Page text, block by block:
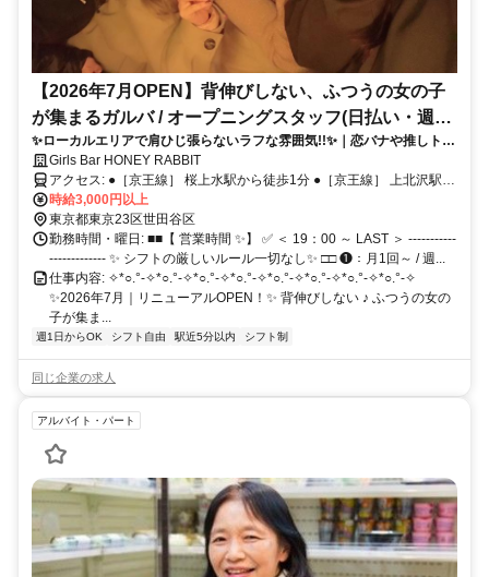
【2026年7月OPEN】背伸びしない、ふつうの女の子
が集まるガルバ / オープニングスタッフ(日払い・週1
日O K)
✨ローカルエリアで肩ひじ張らないラフな雰囲気!!✨｜恋バナや推しトー
クで盛り上がる！サークルみたいなゆるく楽しい空気感のお店に✨
Girls Bar HONEY RABBIT
アクセス: ●［京王線］ 桜上水駅から徒歩1分 ●［京王線］ 上北沢駅か
ら徒歩8分 ●［京王線/世田谷線］ 下高井戸から徒歩10分*
時給3,000円以上
東京都東京23区世田谷区
勤務時間・曜日: ■■【 営業時間 ✨】 ✅ ＜ 19：00 ～ LAST ＞ -----------
------------- ✨ シフトの厳しいルール一切なし✨ □□ ❶：月1回～ / 週...
仕事内容: ✧*○.°-✧*○.°-✧*○.°-✧*○.°-✧*○.°-✧*○.°-✧*○.°-✧*○.°-✧
✨2026年7月｜リニューアルOPEN！✨ 背伸びしない ♪ ふつうの女の
子が集ま...
週1日からOK シフト自由 駅近5分以内 シフト制
同じ企業の求人
アルバイト・パート